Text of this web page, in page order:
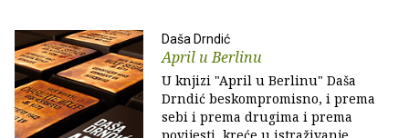
Daša Drndić
April u Berlinu
U knjizi "April u Berlinu" Daša
Drndić beskompromisno, i prema
sebi i prema drugima i prema